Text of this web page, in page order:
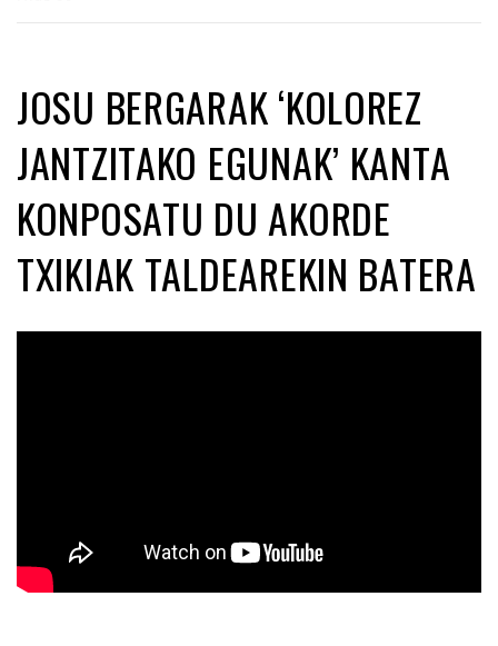
JOSU BERGARAK ‘KOLOREZ
JANTZITAKO EGUNAK’ KANTA
KONPOSATU DU AKORDE
TXIKIAK TALDEAREKIN BATERA